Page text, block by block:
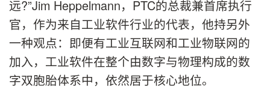
远?”Jim Heppelmann，PTC的总裁兼首席执行
官，作为来自工业软件行业的代表，他持另外
一种观点：即便有工业互联网和工业物联网的
加入，工业软件在整个由数字与物理构成的数
字双胞胎体系中，依然居于核心地位。